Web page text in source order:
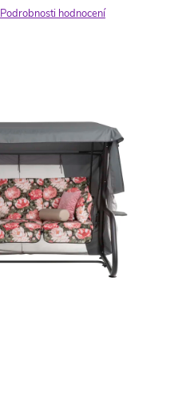
Podrobnosti hodnocení